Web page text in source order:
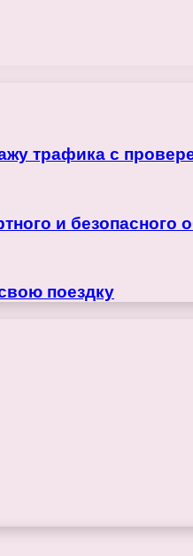
трафика с
и безопасного
поездку